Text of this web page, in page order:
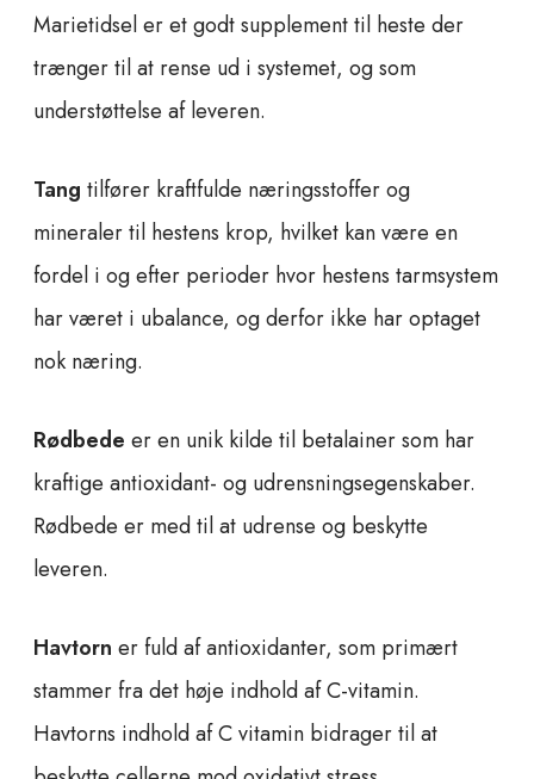
Marietidsel er et godt supplement til heste der
trænger til at rense ud i systemet, og som
understøttelse af leveren.
Tang tilfører kraftfulde næringsstoffer og
mineraler til hestens krop, hvilket kan være en
fordel i og efter perioder hvor hestens tarmsystem
har været i ubalance, og derfor ikke har optaget
nok næring.
Rødbede er en unik kilde til betalainer som har
kraftige antioxidant- og udrensningsegenskaber.
Rødbede er med til at udrense og beskytte
leveren.
Havtorn er fuld af antioxidanter, som primært
stammer fra det høje indhold af C-vitamin.
Havtorns indhold af C vitamin bidrager til at